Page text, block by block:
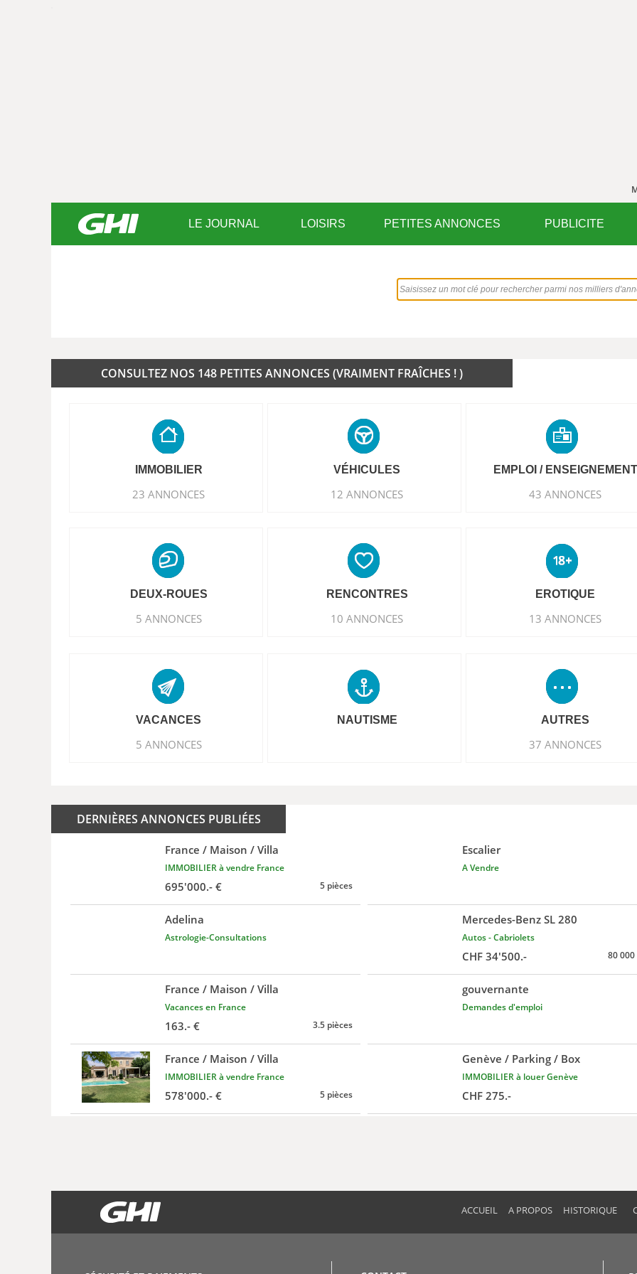
LE JOURNAL LOISIRS PETITES ANNONCES PUBLICITE
CONSULTEZ NOS 148 PETITES ANNONCES (VRAIMENT FRAÎCHES ! )
IMMOBILIER
23 ANNONCES
VÉHICULES
12 ANNONCES
EMPLOI / ENSEIGNEMENT
43 ANNONCES
DEUX-ROUES
5 ANNONCES
RENCONTRES
10 ANNONCES
EROTIQUE
13 ANNONCES
VACANCES
5 ANNONCES
NAUTISME AUTRES
37 ANNONCES
DERNIÈRES ANNONCES PUBLIÉES
IMMOBILIER à vendre France
695'000.- € 5 pièces
France / Maison / Villa
A Vendre
Escalier
Astrologie-Consultations
Adelina
Autos - Cabriolets
CHF 34'500.- 80
Mercedes-Benz SL 280
Vacances en France
163.- € 3.5 pièces
France / Maison / Villa
Demandes d'emploi
gouvernante
IMMOBILIER à vendre France
578'000.- € 5 pièces
France / Maison / Villa
IMMOBILIER à louer Genève
CHF 275.-
Genève / Parking / Box
ACCUEIL A PROPOS HISTORIQUE